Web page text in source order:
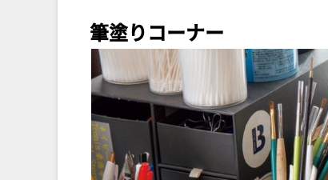
筆塗りコーナー